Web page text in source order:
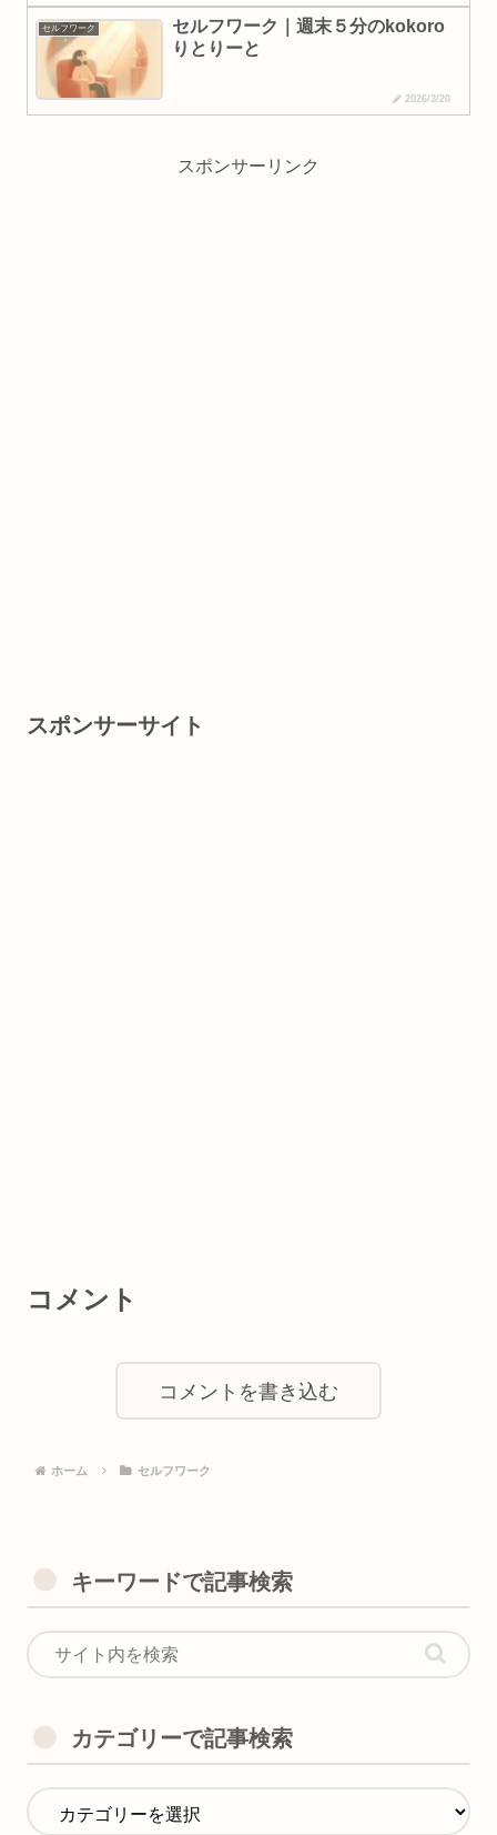
セルフワーク
セルフワーク｜週末５分のkokoro
りとりーと
2026/3/20
スポンサーリンク
スポンサーサイト
コメント
コメントを書き込む
ホーム セルフワーク
キーワードで記事検索
カテゴリーで記事検索